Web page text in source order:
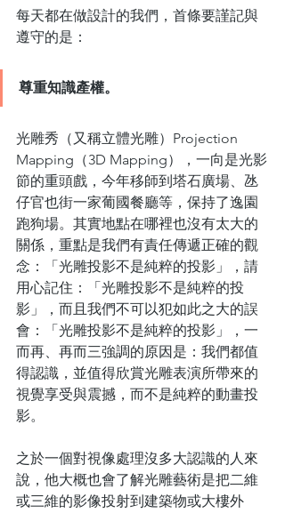
每天都在做設計的我們，首條要謹記與
遵守的是：
尊重知識產權。
光雕秀（又稱立體光雕）Projection
Mapping（3D Mapping），一向是光影
節的重頭戲，今年移師到塔石廣場、氹
仔官也街一家葡國餐廳等，保持了逸園
跑狗場。其實地點在哪裡也沒有太大的
關係，重點是我們有責任傳遞正確的觀
念：「光雕投影不是純粹的投影」，請
用心記住：「光雕投影不是純粹的投
影」，而且我們不可以犯如此之大的誤
會：「光雕投影不是純粹的投影」，一
而再、再而三強調的原因是：我們都值
得認識，並值得欣賞光雕表演所帶來的
視覺享受與震撼，而不是純粹的動畫投
影。
之於一個對視像處理沒多大認識的人來
說，他大概也會了解光雕藝術是把二維
或三維的影像投射到建築物或大樓外